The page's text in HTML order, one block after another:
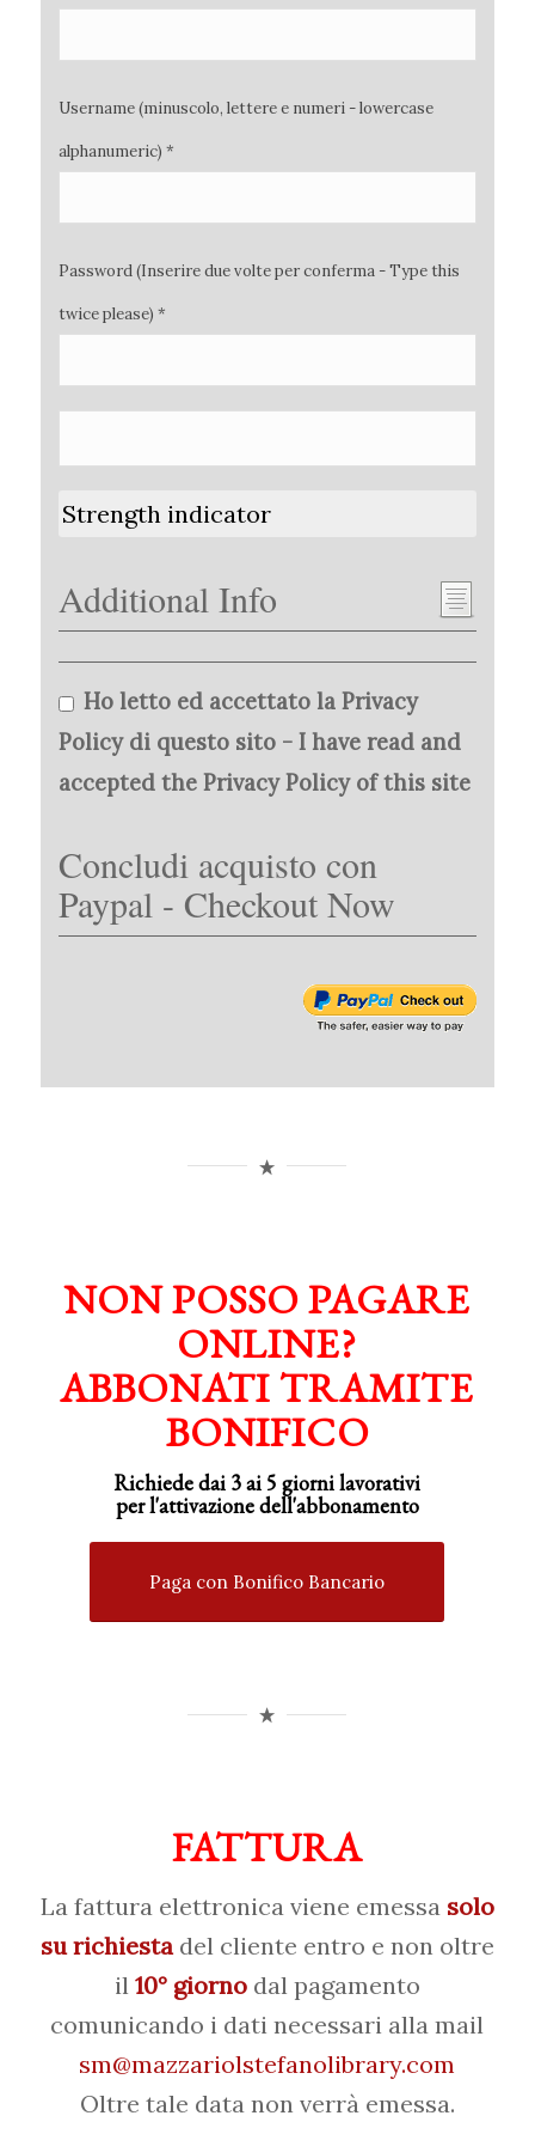
Username (minuscolo, lettere e numeri - lowercase
alphanumeric) *
Password (Inserire due volte per conferma - Type this
twice please) *
Strength indicator
Additional Info
Ho letto ed accettato la Privacy
Policy di questo sito - I have read and
accepted the Privacy Policy of this site
Concludi acquisto con
Paypal - Checkout Now
NON POSSO PAGARE
ONLINE?
ABBONATI TRAMITE
BONIFICO
Richiede dai 3 ai 5 giorni lavorativi
perl'attivazionedell'abbonamento
Paga con Bonifico Bancario
FATTURA
La fattura elettronica viene emessasolo
su richiestadel cliente entro e non oltre
il 10° giornodal pagamento
comunicando i dati necessari alla mail
sm@mazzariolstefanolibrary.com
Oltre tale data non verrà emessa.